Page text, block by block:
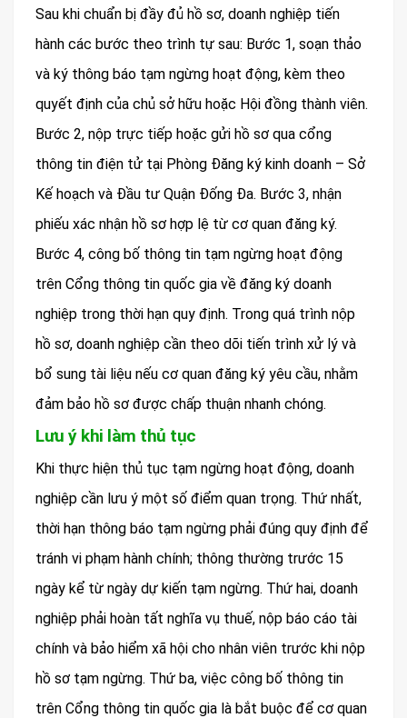
Sau khi chuẩn bị đầy đủ hồ sơ, doanh nghiệp tiến
hành các bước theo trình tự sau: Bước 1, soạn thảo
và ký thông báo tạm ngừng hoạt động, kèm theo
quyết định của chủ sở hữu hoặc Hội đồng thành viên.
Bước 2, nộp trực tiếp hoặc gửi hồ sơ qua cổng
thông tin điện tử tại Phòng Đăng ký kinh doanh – Sở
Kế hoạch và Đầu tư Quận Đống Đa. Bước 3, nhận
phiếu xác nhận hồ sơ hợp lệ từ cơ quan đăng ký.
Bước 4, công bố thông tin tạm ngừng hoạt động
trên Cổng thông tin quốc gia về đăng ký doanh
nghiệp trong thời hạn quy định. Trong quá trình nộp
hồ sơ, doanh nghiệp cần theo dõi tiến trình xử lý và
bổ sung tài liệu nếu cơ quan đăng ký yêu cầu, nhằm
đảm bảo hồ sơ được chấp thuận nhanh chóng.
Lưu ý khi làm thủ tục
Khi thực hiện thủ tục tạm ngừng hoạt động, doanh
nghiệp cần lưu ý một số điểm quan trọng. Thứ nhất,
thời hạn thông báo tạm ngừng phải đúng quy định để
tránh vi phạm hành chính; thông thường trước 15
ngày kể từ ngày dự kiến tạm ngừng. Thứ hai, doanh
nghiệp phải hoàn tất nghĩa vụ thuế, nộp báo cáo tài
chính và bảo hiểm xã hội cho nhân viên trước khi nộp
hồ sơ tạm ngừng. Thứ ba, việc công bố thông tin
trên Cổng thông tin quốc gia là bắt buộc để cơ quan